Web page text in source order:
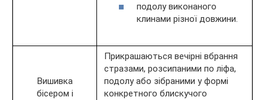
подолу виконаного
клинами різної довжини.
Вишивка
бісером і
Прикрашаються вечірні вбрання
стразами, розсипаними по ліфа,
подолу або зібраними у формі
конкретного блискучого